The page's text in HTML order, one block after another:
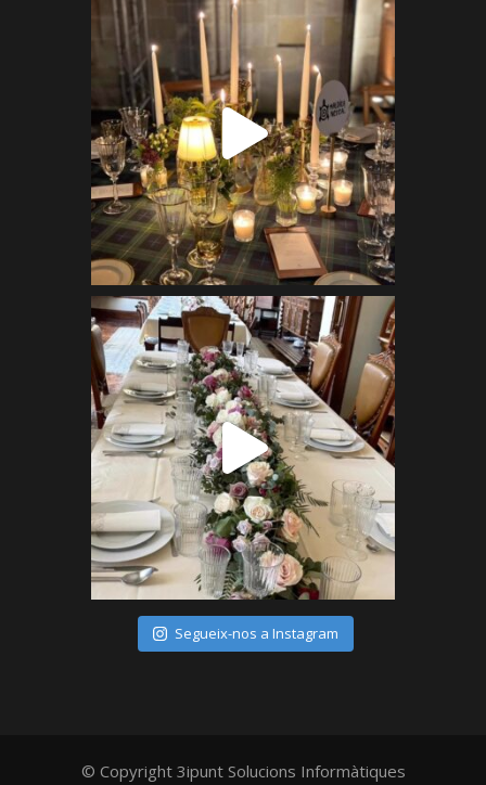
Segueix-nos a Instagram
© Copyright 3ipunt Solucions Informàtiques